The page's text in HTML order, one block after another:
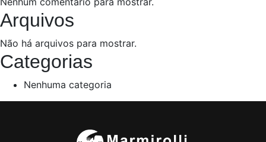
Arquivos
Não há arquivos para mostrar.
Categorias
Nenhuma categoria